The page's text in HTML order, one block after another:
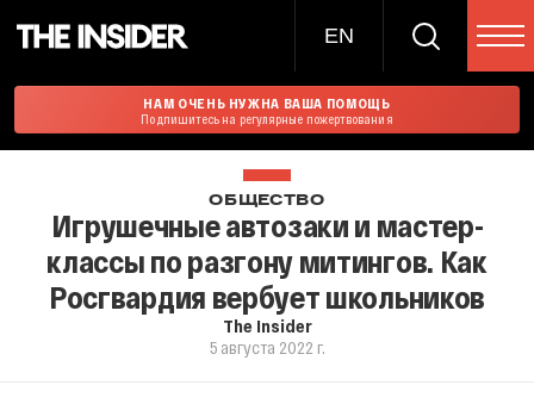
EN
НАМ ОЧЕНЬ НУЖНА ВАША ПОМОЩЬ
Подпишитесь на регулярные пожертвования
ОБЩЕСТВО
Игрушечные автозаки и мастер-
классы по разгону митингов. Как
Росгвардия вербует школьников
The Insider
5 августа 2022 г.